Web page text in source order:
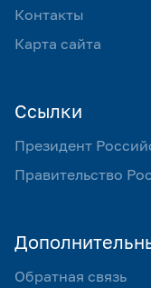
Контакты
Карта сайта
Ссылки
Президент
Правительство
Обратная связь